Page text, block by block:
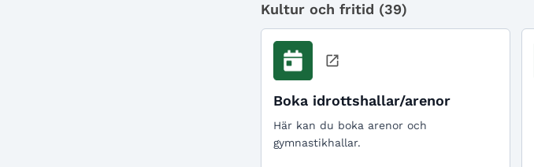
Kultur och fritid (39)
Boka idrottshallar/arenor
Här kan du boka arenor och
gymnastikhallar.